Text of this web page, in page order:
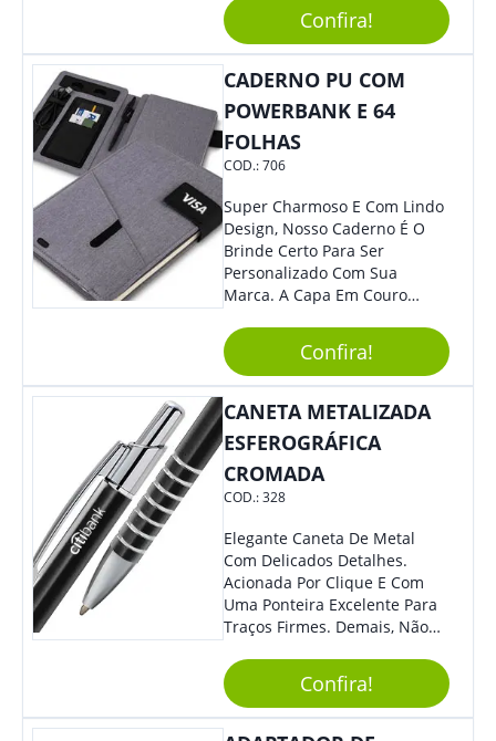
Confira!
CADERNO PU COM
POWERBANK E 64
FOLHAS
COD.:706
Super Charmoso E Com Lindo
Design, Nosso Caderno É O
Brinde Certo Para Ser
Personalizado Com Sua
Marca. A Capa Em Couro
Elástico Permite Maior
Segurança Ao Carregá-Lo.
Ofereça A Seus Clientes E
Colaboradores, Sem Dúvidas
Eles Irão Adorar.
Confira!
CANETA METALIZADA
ESFEROGRÁFICA
CROMADA
COD.:328
Elegante Caneta De Metal
Com Delicados Detalhes.
Acionada Por Clique E Com
Uma Ponteira Excelente Para
Traços Firmes. Demais, Não
Confira!